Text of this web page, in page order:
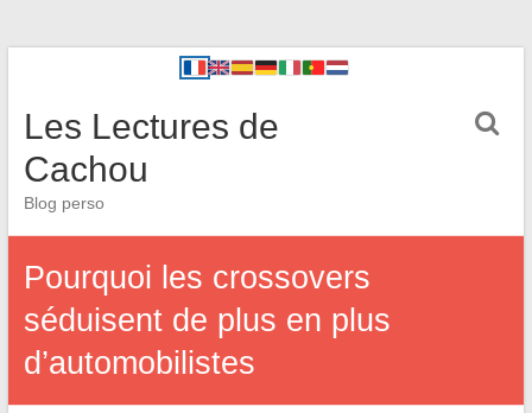
Les Lectures de
Cachou
Blog perso
Pourquoi les crossovers
séduisent de plus en plus
d’automobilistes